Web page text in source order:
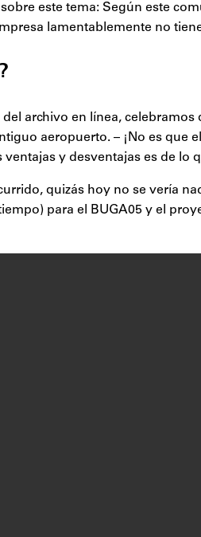
este tema: Según este
lamentablemente no
archivo en línea,
aeropuerto. – ¡No es que
y desventajas es de lo
quizás hoy no se vería
para el BUGA05 y el